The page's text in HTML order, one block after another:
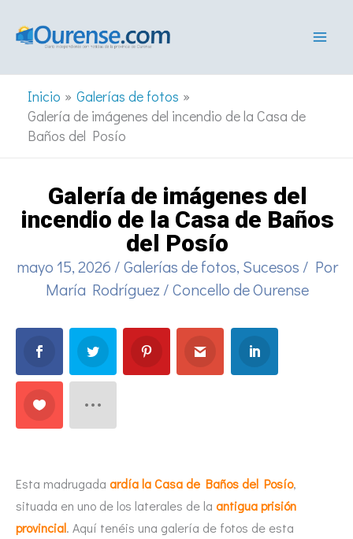
Inicio
Galerías de fotos
Galería de imágenes del incendio de la Casa de
Baños del Posío
Galería de imágenes del
incendio de la Casa de Baños
del Posío
mayo 15, 2026 /Galerías de fotos, Sucesos / Por
María Rodríguez /Concello de Ourense
Esta madrugada ardía la Casa de Baños del Posío,
situada en uno de los laterales de la antigua prisión
provincial. Aquí tenéis una galería de fotos de esta